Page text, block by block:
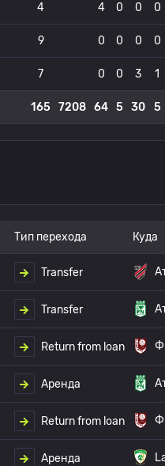
4 4 0 0 0
9 0 0 0 0
7 0 0 3 1
165 7208 64 5 30 5
Тип перехода Куда
Transfer
Transfer
Return from loan
Аренда
Return from loan
Аренда